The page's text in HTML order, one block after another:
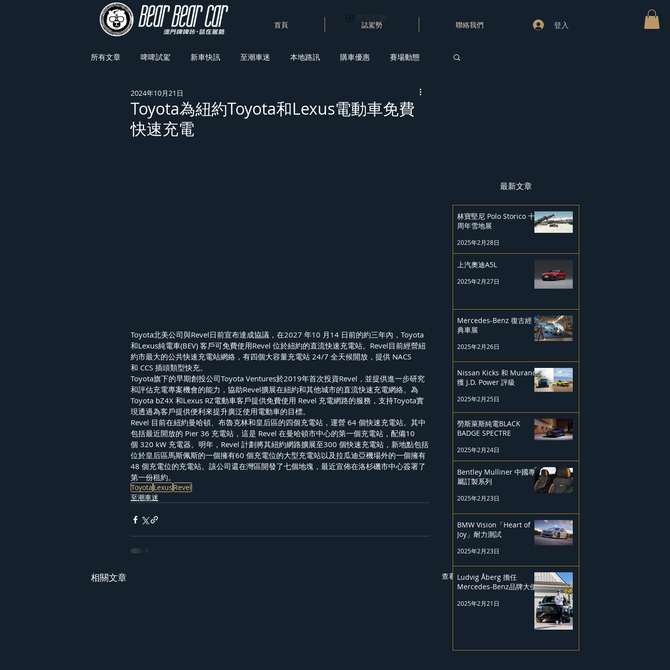
首頁 誌駕勢 聯絡我們 登入
查看點數
所有文章 啤啤試駕 新車快訊 至潮車迷 本地路訊 購車優惠 賽場動態
車展焦點
Toyota為紐約Toyota和Lexus電動車免費
快速充電
2024年10月21日
Toyota北美公司與Revel日前宣布達成協議，在2027 年10 月14 日前的約三年內，Toyota
和Lexus純電車(BEV) 客戶可免費使用Revel 位於紐約的直流快速充電站。Revel目前經營紐
約市最大的公共快速充電站網絡，有四個大容量充電站 24/7 全天候開放，提供 NACS
和 CCS 插頭類型快充。
Toyota旗下的早期創投公司Toyota Ventures於2019年首次投資Revel，並提供進一步研究
和評估充電專案機會的能力，協助Revel擴展在紐約和其他城市的直流快速充電網絡。為
Toyota bZ4X 和Lexus RZ電動車客戶提供免費使用 Revel 充電網路的服務，支持Toyota實
現透過為客戶提供便利來提升廣泛使用電動車的目標。
Revel 目前在紐約曼哈頓、布魯克林和皇后區的四個充電站，運營 64 個快速充電站。其中
包括最近開放的 Pier 36 充電站，這是 Revel 在曼哈頓市中心的第一個充電站，配備10
個 320 kW 充電器。明年，Revel 計劃將其紐約網路擴展至300 個快速充電站，新地點包括
位於皇后區馬斯佩斯的一個擁有60 個充電位的大型充電站以及拉瓜迪亞機場外的一個擁有
48 個充電位的充電站。該公司還在灣區開發了七個地塊，最近宣佈在洛杉磯市中心簽署了
第一份租約。
ToyotaLexusRevel
至潮車迷
相關文章 查看全部
最新文章
林寶堅尼 Polo Storico 十
周年雪地展
2025年2月28日
上汽奧迪A5L
2025年2月27日
Mercedes-Benz 復古經
典車展
2025年2月26日
Nissan Kicks 和 Murano
獲 J.D. Power 評級
2025年2月25日
勞斯萊斯純電BLACK
BADGE SPECTRE
2025年2月24日
Bentley Mulliner 中國專
屬訂製系列
2025年2月23日
BMW Vision「Heart of
Joy」耐力測試
2025年2月23日
Ludvig Åberg 擔任
Mercedes-Benz品牌大使
2025年2月21日